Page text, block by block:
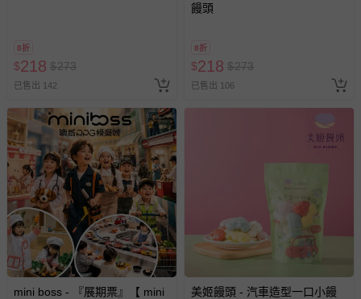
8折
$218 $273
已售出 142
饅頭
8折
$218 $273
已售出 106
mini boss - 『展期票』【 mini
美姬饅頭 - 汽車造型一口小饅